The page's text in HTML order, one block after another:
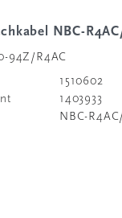
NBC-
94Z/R4AC
1510602
1403933
NBC-